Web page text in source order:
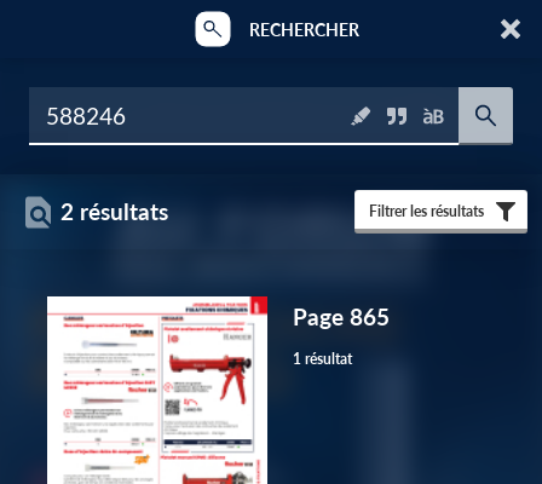
RECHERCHER
2 résultats Filtrer les résultats
Page 865
1 résultat